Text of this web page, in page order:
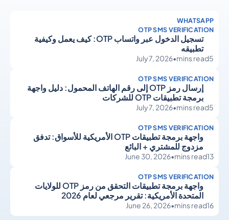
WHATSAPP
OTP SMS VERIFICATION
تسجيل الدخول عبر واتساب OTP: كيف يعمل وكيفية
تطبيقه
5
mins read
•
July 7, 2026
OTP SMS VERIFICATION
إرسال رمز OTP إلى رقم الهاتف المحمول: دليل واجهة
برمجة تطبيقات OTP للشركات
5
mins read
•
July 7, 2026
OTP SMS VERIFICATION
واجهة برمجة تطبيقات OTP الأمريكية للأسواق: تدفق
مزدوج للمشتري + البائع
13
mins read
•
June 30, 2026
OTP SMS VERIFICATION
واجهة برمجة تطبيقات التحقق من رمز OTP للولايات
المتحدة الأمريكية: تقرير مرجعي لعام 2026
16
mins read
•
June 26, 2026